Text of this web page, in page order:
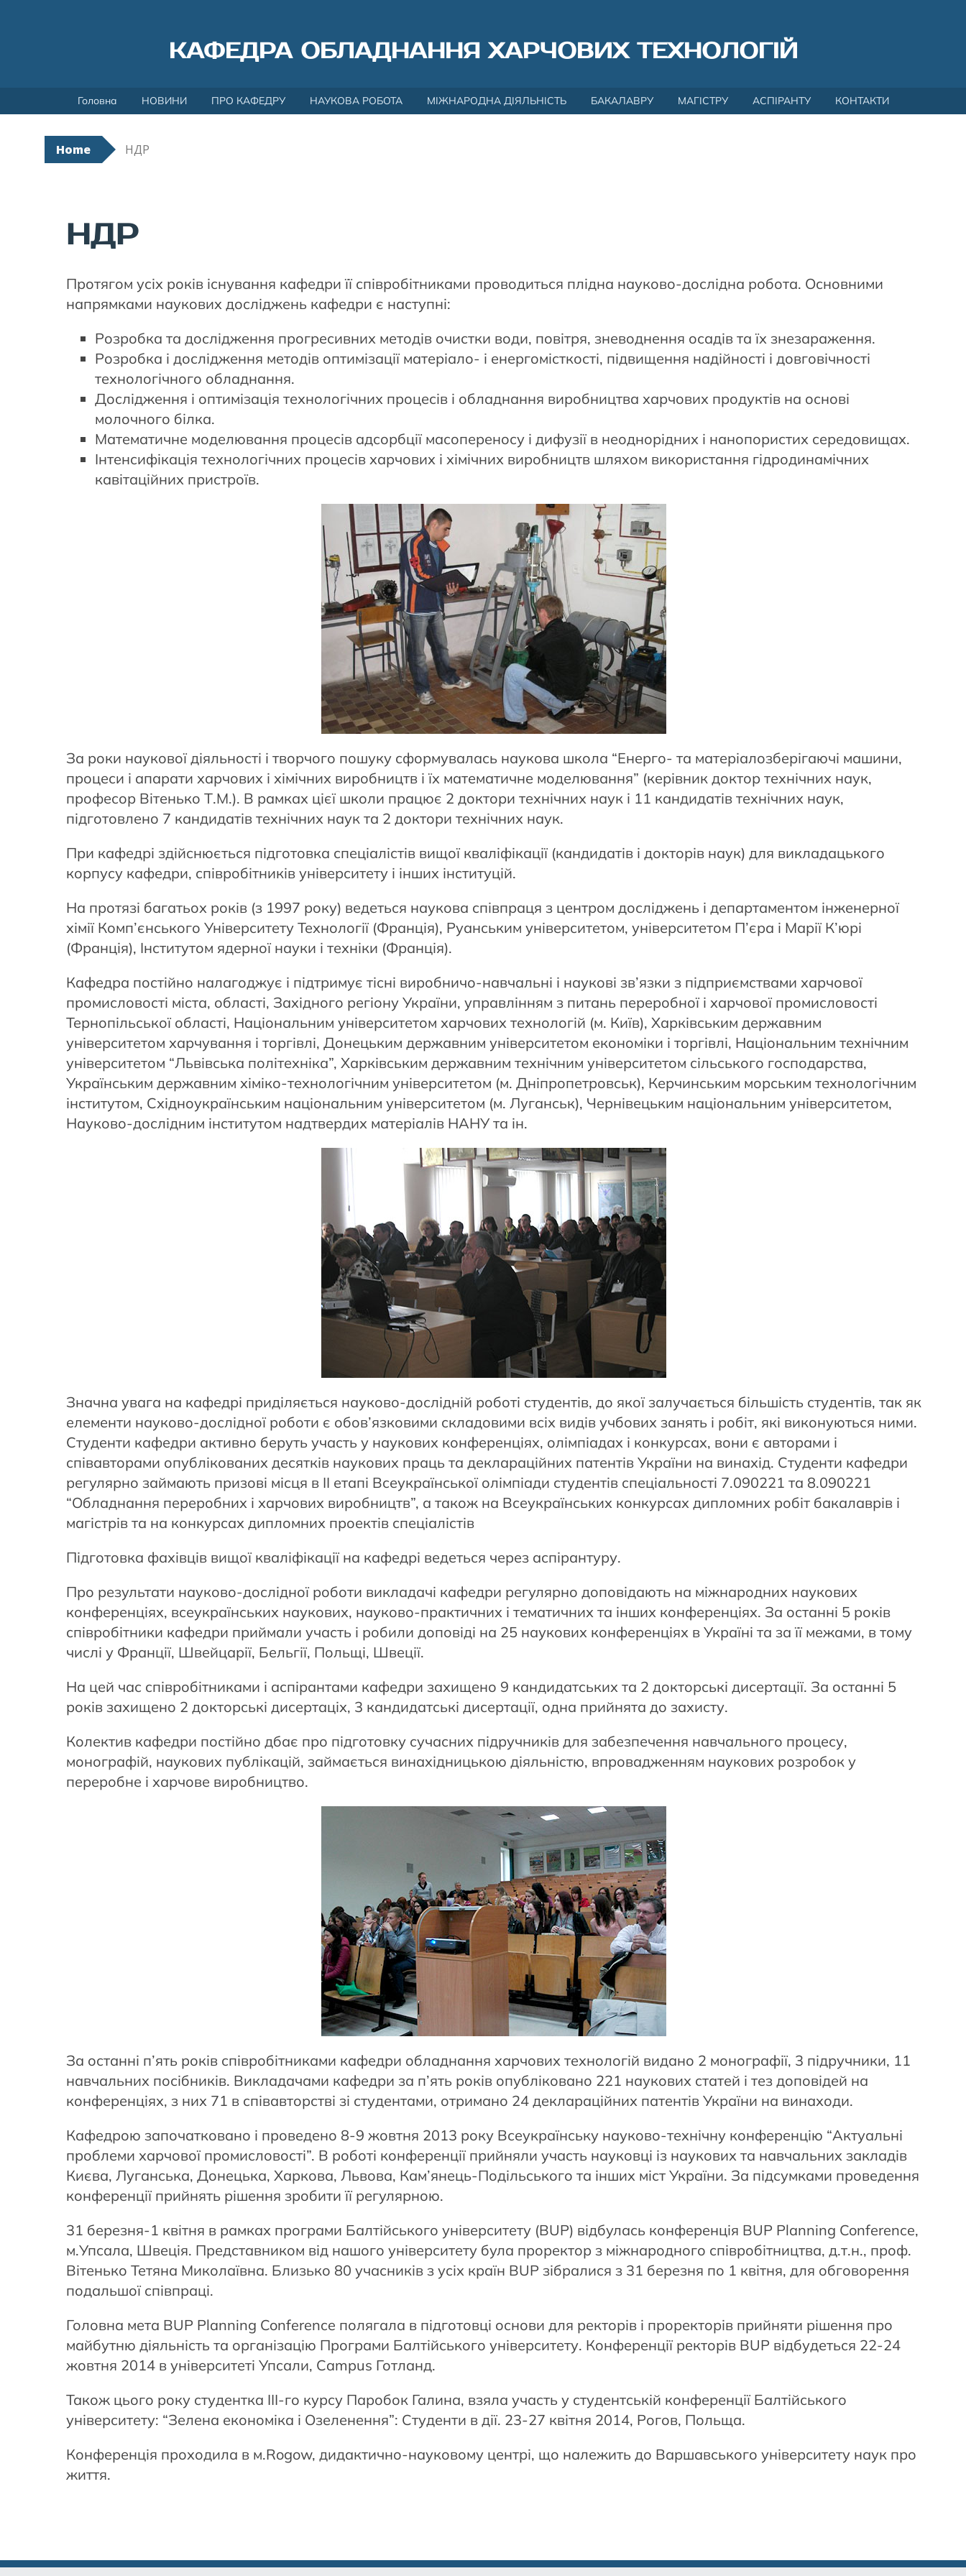
КАФЕДРА ОБЛАДНАННЯ ХАРЧОВИХ ТЕХНОЛОГІЙ
to
Головна НОВИНИ ПРО КАФЕДРУ НАУКОВА РОБОТА МІЖНАРОДНА ДІЯЛЬНІСТЬ БАКАЛАВРУ МАГІСТРУ АСПІРАНТУ КОНТАКТИ
Home НДР
НДР
Протягом усіх років існування кафедри її співробітниками проводиться плідна науково-дослідна робота. Основними
напрямками наукових досліджень кафедри є наступні:
Розробка та дослідження прогресивних методів очистки води, повітря, зневоднення осадів та їх знезараження.
Розробка і дослідження методів оптимізації матеріало- і енергомісткості, підвищення надійності і довговічності
технологічного обладнання.
Дослідження і оптимізація технологічних процесів і обладнання виробництва харчових продуктів на основі
молочного білка.
Математичне моделювання процесів адсорбції масопереносу і дифузії в неоднорідних і нанопористих середовищах.
Інтенсифікація технологічних процесів харчових і хімічних виробництв шляхом використання гідродинамічних
кавітаційних пристроїв.
За роки наукової діяльності і творчого пошуку сформувалась наукова школа “Енерго- та матеріалозберігаючі машини,
процеси і апарати харчових і хімічних виробництв і їх математичне моделювання” (керівник доктор технічних наук,
професор Вітенько Т.М.). В рамках цієї школи працює 2 доктори технічних наук і 11 кандидатів технічних наук,
підготовлено 7 кандидатів технічних наук та 2 доктори технічних наук.
При кафедрі здійснюється підготовка спеціалістів вищої кваліфікації (кандидатів і докторів наук) для викладацького
корпусу кафедри, співробітників університету і інших інституцій.
На протязі багатьох років (з 1997 року) ведеться наукова співпраця з центром досліджень і департаментом інженерної
хімії Комп’єнського Університету Технології (Франція), Руанським університетом, університетом П’єра і Марії К’юрі
(Франція), Інститутом ядерної науки і техніки (Франція).
Кафедра постійно налагоджує і підтримує тісні виробничо-навчальні і наукові зв’язки з підприємствами харчової
промисловості міста, області, Західного регіону України, управлінням з питань переробної і харчової промисловості
Тернопільської області, Національним університетом харчових технологій (м. Київ), Харківським державним
університетом харчування і торгівлі, Донецьким державним університетом економіки і торгівлі, Національним технічним
університетом “Львівська політехніка”, Харківським державним технічним університетом сільського господарства,
Українським державним хіміко-технологічним університетом (м. Дніпропетровськ), Керчинським морським технологічним
інститутом, Східноукраїнським національним університетом (м. Луганськ), Чернівецьким національним університетом,
Науково-дослідним інститутом надтвердих матеріалів НАНУ та ін.
Значна увага на кафедрі приділяється науково-дослідній роботі студентів, до якої залучається більшість студентів, так як
елементи науково-дослідної роботи є обов’язковими складовими всіх видів учбових занять і робіт, які виконуються ними.
Студенти кафедри активно беруть участь у наукових конференціях, олімпіадах і конкурсах, вони є авторами і
співавторами опублікованих десятків наукових праць та деклараційних патентів України на винахід. Студенти кафедри
регулярно займають призові місця в ІІ етапі Всеукраїнської олімпіади студентів спеціальності 7.090221 та 8.090221
“Обладнання переробних і харчових виробництв”, а також на Всеукраїнських конкурсах дипломних робіт бакалаврів і
магістрів та на конкурсах дипломних проектів спеціалістів
Підготовка фахівців вищої кваліфікації на кафедрі ведеться через аспірантуру.
Про результати науково-дослідної роботи викладачі кафедри регулярно доповідають на міжнародних наукових
конференціях, всеукраїнських наукових, науково-практичних і тематичних та інших конференціях. За останні 5 років
співробітники кафедри приймали участь і робили доповіді на 25 наукових конференціях в Україні та за її межами, в тому
числі у Франції, Швейцарії, Бельгії, Польщі, Швеції.
На цей час співробітниками і аспірантами кафедри захищено 9 кандидатських та 2 докторські дисертації. За останні 5
років захищено 2 докторські дисертаціх, 3 кандидатські дисертації, одна прийнята до захисту.
Колектив кафедри постійно дбає про підготовку сучасних підручників для забезпечення навчального процесу,
монографій, наукових публікацій, займається винахідницькою діяльністю, впровадженням наукових розробок у
переробне і харчове виробництво.
За останні п’ять років співробітниками кафедри обладнання харчових технологій видано 2 монографії, 3 підручники, 11
навчальних посібників. Викладачами кафедри за п’ять років опубліковано 221 наукових статей і тез доповідей на
конференціях, з них 71 в співавторстві зі студентами, отримано 24 деклараційних патентів України на винаходи.
Кафедрою започатковано і проведено 8-9 жовтня 2013 року Всеукраїнську науково-технічну конференцію “Актуальні
проблеми харчової промисловості”. В роботі конференції прийняли участь науковці із наукових та навчальних закладів
Києва, Луганська, Донецька, Харкова, Львова, Кам’янець-Подільського та інших міст України. За підсумками проведення
конференції прийнять рішення зробити її регулярною.
31 березня-1 квітня в рамках програми Балтійського університету (BUP) відбулась конференція BUP Planning Conference,
м.Упсала, Швеція. Представником від нашого університету була проректор з міжнародного співробітництва, д.т.н., проф.
Вітенько Тетяна Миколаївна. Близько 80 учасників з усіх країн BUP зібралися з 31 березня по 1 квітня, для обговорення
подальшої співпраці.
Головна мета BUP Planning Conference полягала в підготовці основи для ректорів і проректорів прийняти рішення про
майбутню діяльність та організацію Програми Балтійського університету. Конференції ректорів BUP відбудеться 22-24
жовтня 2014 в університеті Упсали, Campus Готланд.
Також цього року студентка ІІІ-го курсу Паробок Галина, взяла участь у студентській конференції Балтійського
університету: “Зелена економіка і Озеленення”: Студенти в дії. 23-27 квітня 2014, Рогов, Польща.
Конференція проходила в м.Rogow, дидактично-науковому центрі, що належить до Варшавського університету наук про
життя.